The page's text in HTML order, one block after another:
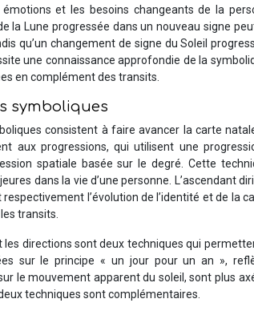
et les besoins changeants de la
de la Lune progressée dans un nouveau signe
qu’un changement de signe du Soleil
une connaissance approfondie de la
en complément des transits.
symboliques
consistent à faire avancer la carte
aux progressions, qui utilisent une
spatiale basée sur le degré. Cette
dans la vie d’une personne. L’ascendant
l’évolution de l’identité et de la
transits.
les directions sont deux techniques qui
sur le principe « un jour pour un an »,
le mouvement apparent du soleil, sont plus
techniques sont complémentaires.